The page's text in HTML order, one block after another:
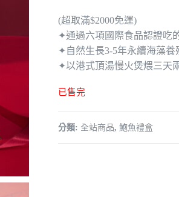
價
格：
NT$4,030。
價
格
(超取滿$2000免運)
✦通過六項國際食品認證吃
✦自然生長3-5年永續海藻養
✦以港式頂湯慢火煲煨三天
已售完
分類:全站商品,鮑魚禮盒